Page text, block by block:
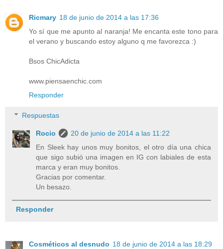
Ricmary 18 de junio de 2014 a las 17:36
Yo sí que me apunto al naranja! Me encanta este tono para
el verano y buscando estoy alguno q me favorezca :)
Bsos ChicAdicta
www.piensaenchic.com
Responder
Respuestas
Rocio
20 de junio de 2014 a las 11:22
En Sleek hay unos muy bonitos, el otro día una chica
que sigo subió una imagen en IG con labiales de esta
marca y eran muy bonitos.
Gracias por comentar.
Un besazo.
Responder
Cosméticos al desnudo 18 de junio de 2014 a las 18:29